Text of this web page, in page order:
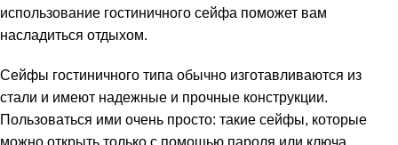
использование гостиничного сейфа поможет вам
насладиться отдыхом.
Сейфы гостиничного типа обычно изготавливаются из
стали и имеют надежные и прочные конструкции.
Пользоваться ими очень просто: такие сейфы, которые
можно открыть только с помощью пароля или ключа,